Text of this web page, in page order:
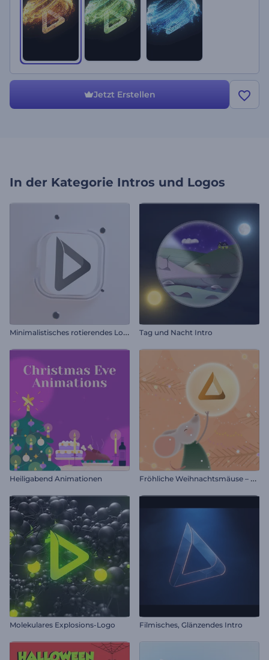
Jetzt Erstellen
In der Kategorie Intros und Logos
M
inimalistisches rotierendes Logo Tag und Nacht Intro
Heiligabend Animationen F
röhliche Weihnachtsmäuse – Einleitung
Molekulares Explosions-Logo Filmisches, Glänzendes Intro